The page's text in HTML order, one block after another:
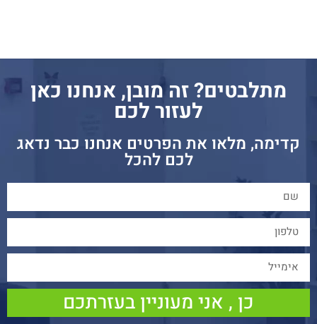
מתלבטים? זה מובן, אנחנו כאן
לעזור לכם
קדימה, מלאו את הפרטים אנחנו כבר נדאג
לכם להכל
כן , אני מעוניין בעזרתכם